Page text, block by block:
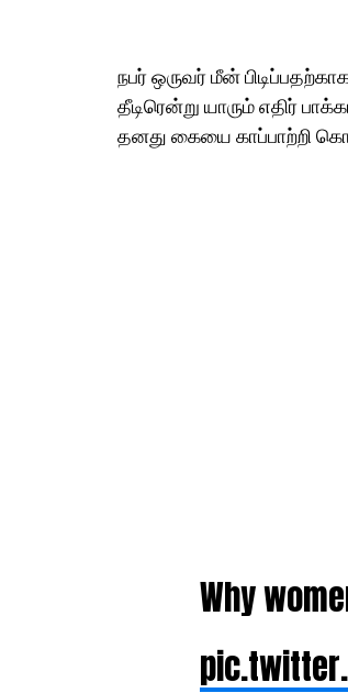
நபர் ஒருவர் மீன்
தீடிரென்று யாரும் எதிர்
தனது கையை காப்பாற்றி
Why